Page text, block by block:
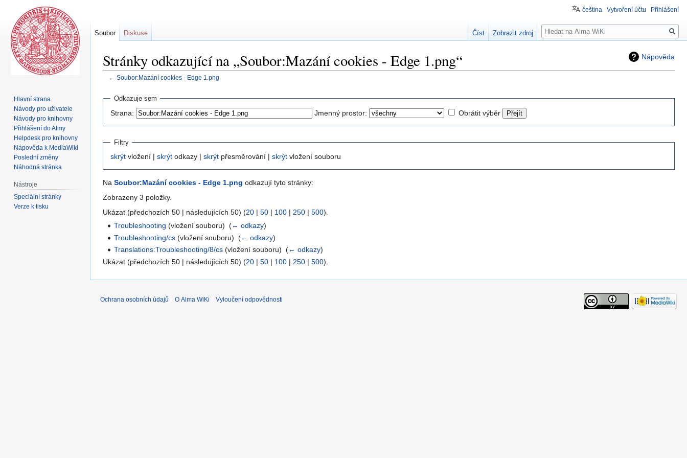
Nápověda
Stránky odkazující na „Soubor:Mazání cookies - Edge 1.png“
← Soubor:Mazání cookies - Edge 1.png
Skočit
navigaci
Skočit
vyhledávání
Odkazuje sem
Strana: Jmenný prostor: Obrátit výběr
Filtry
skrýt vložení | skrýt odkazy | skrýt přesměrování | skrýt vložení souboru
Na Soubor:Mazání cookies - Edge 1.png odkazují tyto stránky:
Zobrazeny 3 položky.
Ukázat (předchozích 50 | následujících 50) (20 | 50 | 100 | 250 | 500).
Troubleshooting (vložení souboru) ‎(← odkazy)
Troubleshooting/cs (vložení souboru) ‎(← odkazy)
Translations:Troubleshooting/8/cs (vložení souboru) ‎(← odkazy)
Ukázat (předchozích 50 | následujících 50) (20 | 50 | 100 | 250 | 500).
čeština Vytvoření účtu Přihlášení
Soubor Diskuse Číst Zobrazit zdroj
Hledat
Hlavní strana
Návody pro uživatele
Návody pro knihovny
Přihlášení do Almy
Helpdesk pro knihovny
Nápověda k MediaWiki
Poslední změny
Náhodná stránka
Nástroje
Speciální stránky
Verze k tisku
Ochrana osobních údajů O Alma WiKi Vyloučení odpovědnosti